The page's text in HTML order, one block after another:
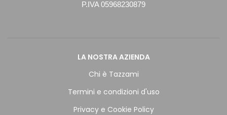
P.IVA 05968230879
LA NOSTRA AZIENDA
Chi è Tazzami
Termini e condizioni d'uso
Privacy e Cookie Policy